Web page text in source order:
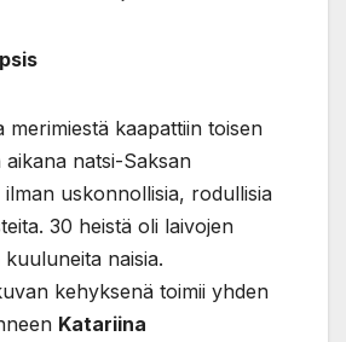
merimiestä kaapattiin toisen
aikana natsi-Saksan
ilman uskonnollisia, rodullisia
30 heistä oli laivojen
naisia.
kehyksenä toimii yhden
Katariina